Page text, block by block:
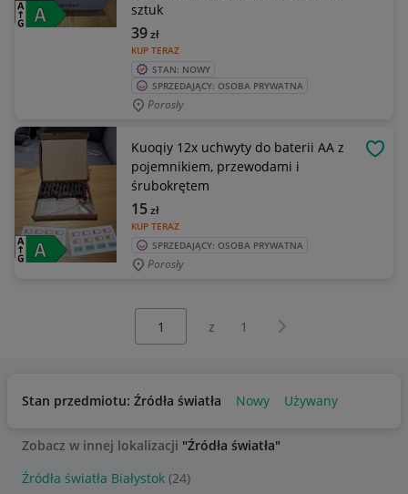
sztuk
KUP TERAZ
39zł
STAN: NOWY
SPRZEDAJĄCY: OSOBA PRYWATNA
Porosły
Kuoqiy 12x uchwyty do baterii AA z
pojemnikiem, przewodami i
śrubokrętem
KUP TERAZ
15zł
SPRZEDAJĄCY: OSOBA PRYWATNA
Porosły
z 1 Następna strona
Stan przedmiotu: Źródła światła Nowy Używany
Zobacz w innej lokalizacji "Źródła światła"
Źródła światła Białystok (24)